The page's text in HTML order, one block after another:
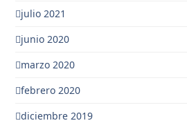
julio 2021
junio 2020
marzo 2020
febrero 2020
diciembre 2019